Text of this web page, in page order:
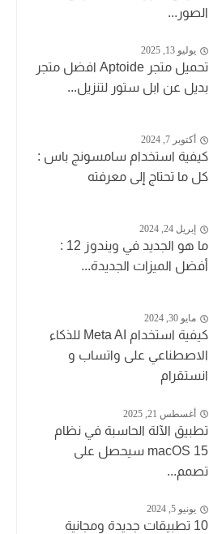
الصور...
يوليو 13, 2025
تحميل متجر Aptoide افضل متجر
بديل عن ابل ستور لتنزيل...
أكتوبر 7, 2024
كيفية استخدام سامسونج باس :
كل ما تحتاج إلى معرفته
إبريل 24, 2024
ما هو الجديد في ويندوز 12 :
أفضل الميزات الجديدة...
مايو 30, 2024
كيفية استخدام Meta AI للذكاء
الاصطناعي على واتساب و
انستقرام
أغسطس 21, 2025
تطبيق الآلة الحاسبة في نظام
macOS 15 سيحصل على
تصمم...
يونيو 5, 2024
10 تطبيقات جديدة ومجانية